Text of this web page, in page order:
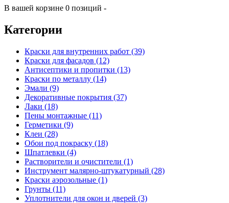
В вашей корзине 0 позиций -
Категории
Краски для внутренних работ (39)
Краски для фасадов (12)
Антисептики и пропитки (13)
Краски по металлу (14)
Эмали (9)
Декоративные покрытия (37)
Лаки (18)
Пены монтажные (11)
Герметики (9)
Клеи (28)
Обои под покраску (18)
Шпатлевки (4)
Растворители и очистители (1)
Инструмент малярно-штукатурный (28)
Краски аэрозольные (1)
Грунты (11)
Уплотнители для окон и дверей (3)